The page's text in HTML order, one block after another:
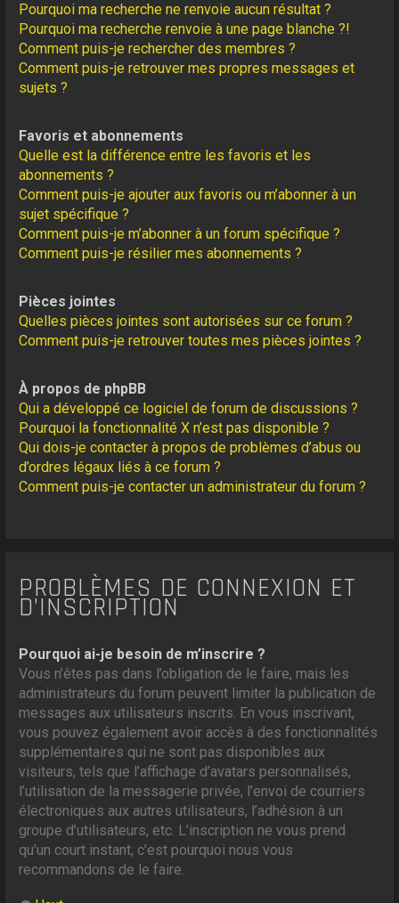
Pourquoi ma recherche ne renvoie aucun résultat ?
Pourquoi ma recherche renvoie à une page blanche ?!
Comment puis-je rechercher des membres ?
Comment puis-je retrouver mes propres messages et
sujets ?
Favoris et abonnements
Quelle est la différence entre les favoris et les
abonnements ?
Comment puis-je ajouter aux favoris ou m’abonner à un
sujet spécifique ?
Comment puis-je m’abonner à un forum spécifique ?
Comment puis-je résilier mes abonnements ?
Pièces jointes
Quelles pièces jointes sont autorisées sur ce forum ?
Comment puis-je retrouver toutes mes pièces jointes ?
À propos de phpBB
Qui a développé ce logiciel de forum de discussions ?
Pourquoi la fonctionnalité X n’est pas disponible ?
Qui dois-je contacter à propos de problèmes d’abus ou
d’ordres légaux liés à ce forum ?
Comment puis-je contacter un administrateur du forum ?
PROBLÈMES DE CONNEXION ET
D’INSCRIPTION
Pourquoi ai-je besoin de m’inscrire ?
Vous n’êtes pas dans l’obligation de le faire, mais les
administrateurs du forum peuvent limiter la publication de
messages aux utilisateurs inscrits. En vous inscrivant,
vous pouvez également avoir accès à des fonctionnalités
supplémentaires qui ne sont pas disponibles aux
visiteurs, tels que l’affichage d’avatars personnalisés,
l’utilisation de la messagerie privée, l’envoi de courriers
électroniques aux autres utilisateurs, l’adhésion à un
groupe d’utilisateurs, etc. L’inscription ne vous prend
qu’un court instant, c’est pourquoi nous vous
recommandons de le faire.